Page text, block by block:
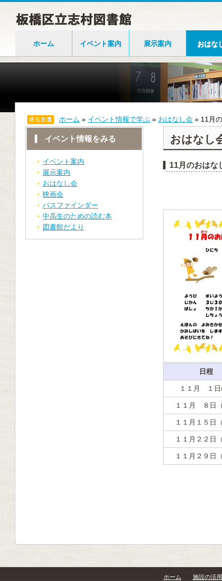
ホーム イベント案内 展示案内 おはな
ホーム » イベント情報で学ぶ » おはなし会 » 11月
イベント情報をみる
イベント案内
展示案内
おはなし会
映画会
パスファインダー
中高生のための読む本
図書館だより
おはなし
11月のおはな
日程
１１月 １日
１１月 ８日
１１月１５日
１１月２２日
１１月２９日
ホーム 施設の活用